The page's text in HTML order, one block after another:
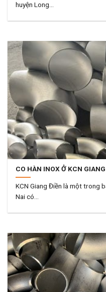
huyện Long...
CO HÀN INOX Ở KCN
KCN Giang Điền là một trong
Nai có...